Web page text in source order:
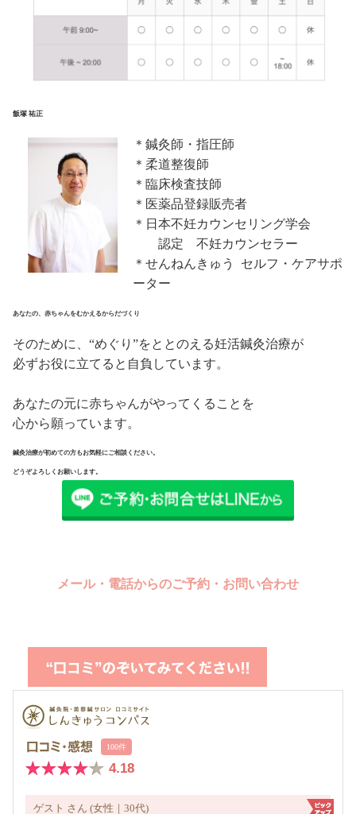
飯塚 祐正
＊鍼灸師・指圧師
＊柔道整復師
＊臨床検査技師
＊医薬品登録販売者
＊日本不妊カウンセリング学会
認定 不妊カウンセラー
＊せんねんきゅう セルフ・ケアサポ
ーター
あなたの、赤ちゃんをむかえるからだづくり
そのために、“めぐり”をととのえる妊活鍼灸治療が
必ずお役に立てると自負しています。
あなたの元に赤ちゃんがやってくることを
心から願っています。
鍼灸治療が初めての方もお気軽にご相談ください。
どうぞよろしくお願いします。
メール・電話からのご予約・お問い合わせ